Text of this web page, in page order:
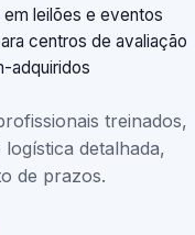
leilões e eventos
centros de avaliação
adquiridos
treinados,
detalhada,
de prazos.